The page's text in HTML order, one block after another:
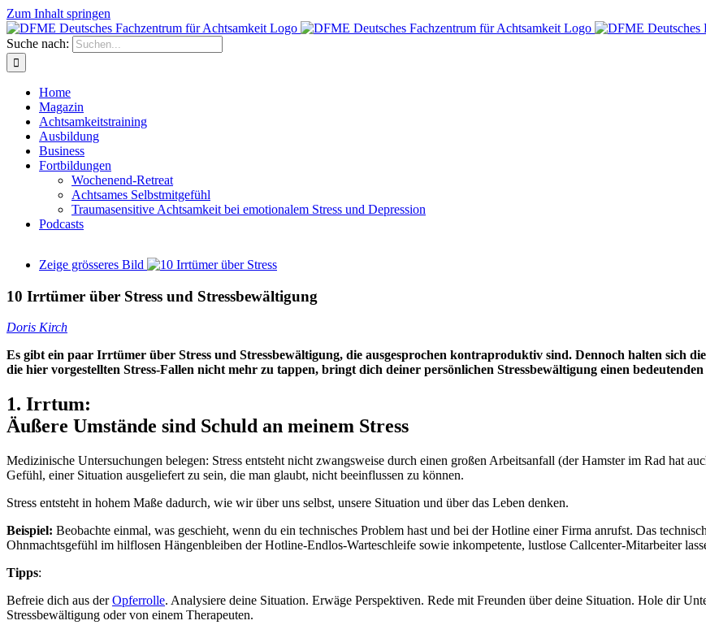
Zum Inhalt springen
Suche nach:
Home
Magazin
Achtsamkeitstraining
Ausbildung
Business
Fortbildungen
Wochenend-Retreat
Achtsames Selbstmitgefühl
Traumasensitive Achtsamkeit bei emotionalem Stress und Depression
Podcasts
Zeige grösseres Bild
10 Irrtümer über Stress und Stressbewältigung
Doris Kirch
Es gibt ein paar Irrtümer über Stress und Stressbewältigung, die ausgesprochen kontraproduktiv sind. Dennoch halten sich
die hier vorgestellten Stress-Fallen nicht mehr zu tappen, bringt dich deiner persönlichen Stressbewältigung einen
1. Irrtum:
Äußere Umstände sind Schuld an meinem Stress
Medizinische Untersuchungen belegen: Stress entsteht nicht zwangsweise durch einen großen Arbeitsanfall (der Hamster im Rad hat
Gefühl, einer Situation ausgeliefert zu sein, die man glaubt, nicht beeinflussen zu können.
Stress entsteht in hohem Maße dadurch, wie wir über uns selbst, unsere Situation und über das Leben denken.
Beispiel: Beobachte einmal, was geschieht, wenn du ein technisches Problem hast und bei der Hotline einer Firma anrufst. Das
Ohnmachtsgefühl im hilflosen Hängenbleiben der Hotline-Endlos-Warteschleife sowie inkompetente, lustlose Callcenter-Mitarbeiter
Tipps:
Befreie dich aus derOpferrolle. Analysiere deine Situation. Erwäge Perspektiven. Rede mit Freunden über deine Situation. Hole dir
Stressbewältigung oder von einem Therapeuten.